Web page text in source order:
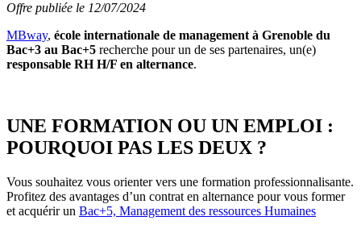
Offre publiée le 12/07/2024
MBway, école internationale de management à Grenoble du
Bac+3 au Bac+5 recherche pour un de ses partenaires, un(e)
responsable RH H/F en alternance.
UNE FORMATION OU UN EMPLOI :
POURQUOI PAS LES DEUX ?
Vous souhaitez vous orienter vers une formation professionnalisante.
Profitez des avantages d’un contrat en alternance pour vous former
et acquérir un Bac+5, Management des ressources Humaines